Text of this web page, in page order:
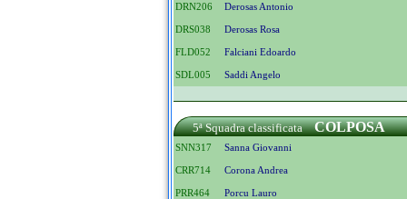
DRN206 Derosas Antonio
DRS038 Derosas Rosa
FLD052 Falciani Edoardo
SDL005 Saddi Angelo
5ª Squadra classificata COLPOSA
SNN317 Sanna Giovanni
CRR714 Corona Andrea
PRR464 Porcu Lauro